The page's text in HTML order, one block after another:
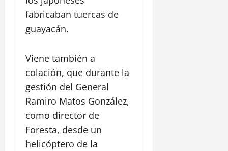
fabricaban tuercas de
guayacán.
Viene también a
colación, que durante la
gestión del General
Ramiro Matos González,
como director de
Foresta, desde un
helicóptero de la